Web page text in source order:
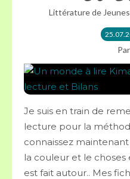
Littérature de
Je suis en train de
lecture pour la
connaissez
la couleur et le
est fait autour.. Mes